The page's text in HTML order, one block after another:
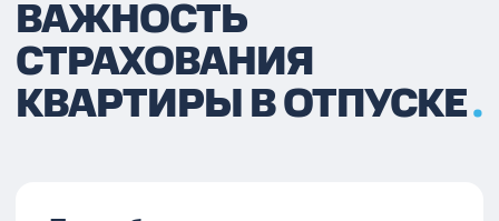
ВАЖНОСТЬ
СТРАХОВАНИЯ
КВАРТИРЫ В ОТПУСКЕ